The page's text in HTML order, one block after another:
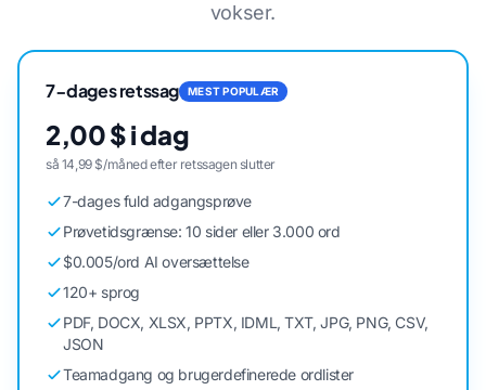
vokser.
7-dages retssag MEST POPULÆR
2,00 $ i dag
så 14,99 $/måned efter retssagen slutter
7-dages fuld adgangsprøve
Prøvetidsgrænse: 10 sider eller 3.000 ord
$0.005/ord AI oversættelse
120+ sprog
PDF, DOCX, XLSX, PPTX, IDML, TXT, JPG, PNG, CSV,
JSON
Teamadgang og brugerdefinerede ordlister